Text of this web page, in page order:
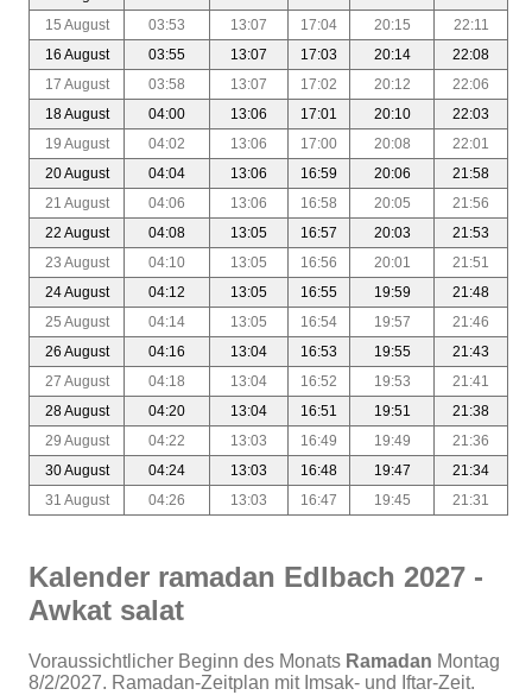
15 August
03:53 13:07 17:04 20:15
22:11
16 August
03:55 13:07 17:03 20:14
22:08
17 August
03:58 13:07 17:02 20:12
22:06
18 August
04:00 13:06 17:01 20:10
22:03
19 August
04:02 13:06 17:00 20:08
22:01
20 August
04:04 13:06 16:59 20:06
21:58
21 August
04:06 13:06 16:58 20:05
21:56
22 August
04:08 13:05 16:57 20:03
21:53
23 August
04:10 13:05 16:56 20:01
21:51
24 August
04:12 13:05 16:55 19:59
21:48
25 August
04:14 13:05 16:54 19:57
21:46
26 August
04:16 13:04 16:53 19:55
21:43
27 August
04:18 13:04 16:52 19:53
21:41
28 August
04:20 13:04 16:51 19:51
21:38
29 August
04:22 13:03 16:49 19:49
21:36
30 August
04:24 13:03 16:48 19:47
21:34
31 August
04:26 13:03 16:47 19:45 21:31
Kalender ramadan Edlbach 2027 -
Awkat salat
Voraussichtlicher Beginn des Monats Ramadan Montag
8/2/2027. Ramadan-Zeitplan mit Imsak- und Iftar-Zeit.